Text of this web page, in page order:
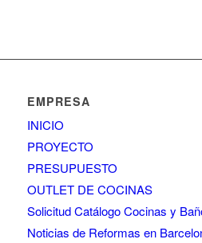
EMPRESA
INICIO
PROYECTO
PRESUPUESTO
OUTLET DE COCINAS
Solicitud Catálogo Cocinas y
Noticias de Reformas en